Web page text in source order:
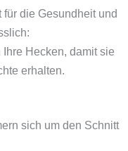
die Gesundheit und
Hecken, damit sie
erhalten.
sich um den Schnitt